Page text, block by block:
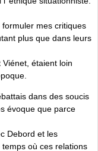
formuler mes critiques
plus que dans leurs
étaient loin
dans des soucis
évoque que parce
Debord et les
où ces relations